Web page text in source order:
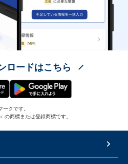
ロードはこちら
クです。
商標または登録商標です。